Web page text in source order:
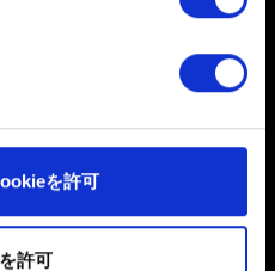
その他のCookieは、ウェブ
オプションとして技術的お
でお客様が興味を持ちそ
めに、一部のCookieをパ
ることはありません。
を許可
許可
メディア